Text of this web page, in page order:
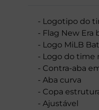
- Logotipo do
- Flag New Era
- Logo MiLB
- Logo do time
- Contra-aba
- Aba curva
- Copa
- Ajustável